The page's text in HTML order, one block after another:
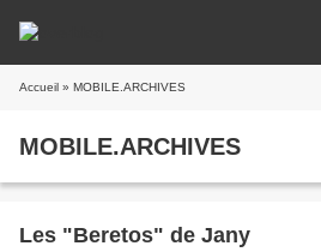
Accueil » MOBILE.ARCHIVES
MOBILE.ARCHIVES
Les "Beretos" de Jany